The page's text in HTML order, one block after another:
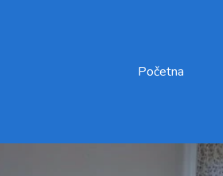
Početna